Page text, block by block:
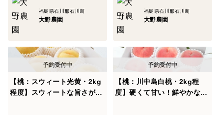
福島県石川郡石川町
大野農園
福島県石川郡石川町
大野農園
【桃：スウィート光黄・2kg
程度】スウィートな旨さが自
【桃：川中島白桃・2kg程
度】硬くて甘い！鮮やかな濃